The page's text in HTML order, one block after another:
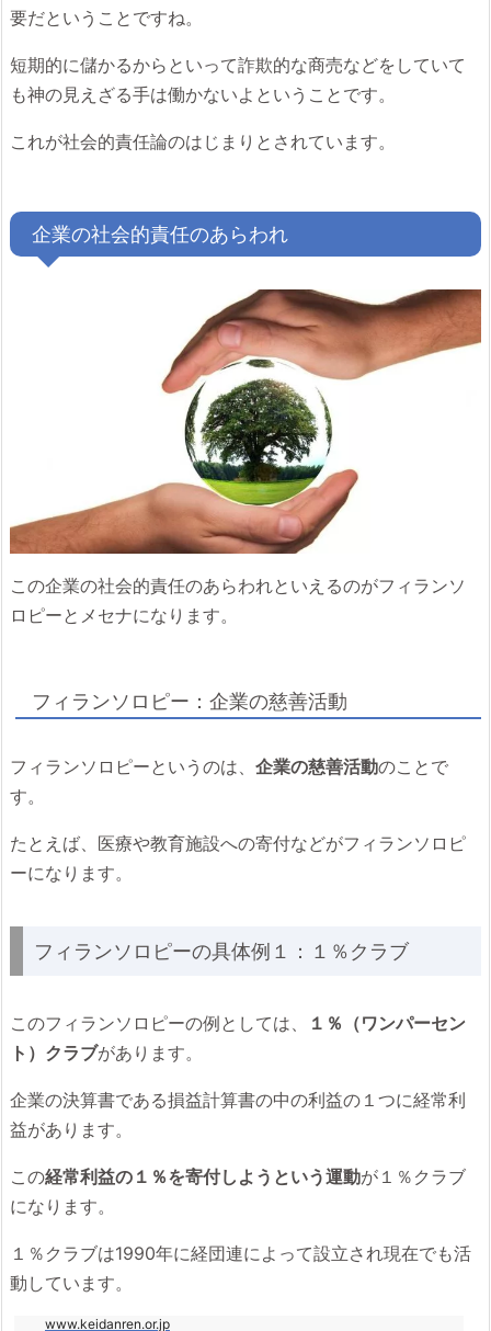
要だということですね。
短期的に儲かるからといって詐欺的な商売などをしていて
も神の見えざる手は働かないよということです。
これが社会的責任論のはじまりとされています。
企業の社会的責任のあらわれ
この企業の社会的責任のあらわれといえるのがフィランソ
ロピーとメセナになります。
フィランソロピー：企業の慈善活動
フィランソロピーというのは、 企業の慈善活動のことで
す。
たとえば、医療や教育施設への寄付などがフィランソロピ
ーになります。
フィランソロピーの具体例１：１％クラブ
このフィランソロピーの例としては、
１％（ワンパーセン
ト）クラブがあります。
企業の決算書である損益計算書の中の利益の１つに経常利
益があります。
この経常利益の１％を寄付しようという運動が１％クラブ
になります。
１％クラブは1990年に経団連によって設立され現在でも活
動しています。
www.keidanren.or.jp